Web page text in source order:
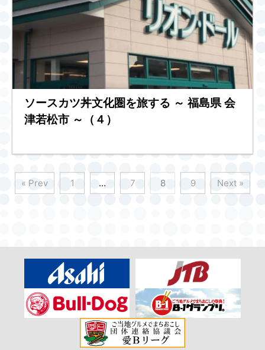
ソースカツ丼文化圏を旅する ～ 福島県 会
津若松市 ～（４）
« Prev 1 … 7 8 9 Next »